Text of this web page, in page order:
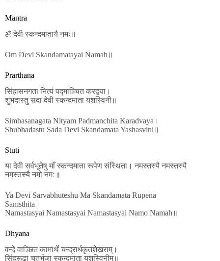
Mantra
ॐ देवी स्कन्दमातायै नमः॥
Om Devi Skandamatayai Namah॥
Prarthana
सिंहासनगता नित्यं पद्माञ्चित करद्वया।
शुभदास्तु सदा देवी स्कन्दमाता यशस्विनी॥
Simhasanagata Nityam Padmanchita Karadvaya।
Shubhadastu Sada Devi Skandamata Yashasvini॥
Stuti
या देवी सर्वभू‍तेषु माँ स्कन्दमाता रूपेण संस्थिता। नमस्तस्यै नमस्तस्यै
नमस्तस्यै नमो नमः॥
Ya Devi Sarvabhuteshu Ma Skandamata Rupena
Samsthita।
Namastasyai Namastasyai Namastasyai Namo Namah॥
Dhyana
वन्दे वाञ्छित कामार्थे चन्द्रार्धकृतशेखराम्।
सिंहरूढ़ा चतुर्भुजा स्कन्दमाता यशस्विनीम्॥